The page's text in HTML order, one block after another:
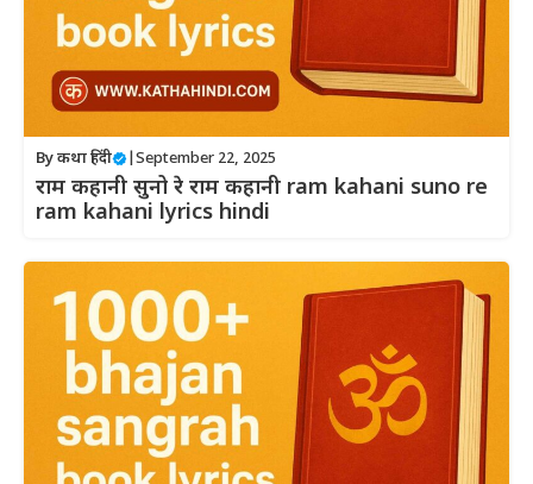
Byकथा हिंदी September 22, 2025
राम कहानी सुनो रे राम कहानी ram kahani suno re
ram kahani lyrics hindi